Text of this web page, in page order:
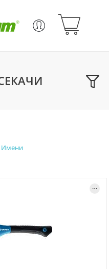
Имени